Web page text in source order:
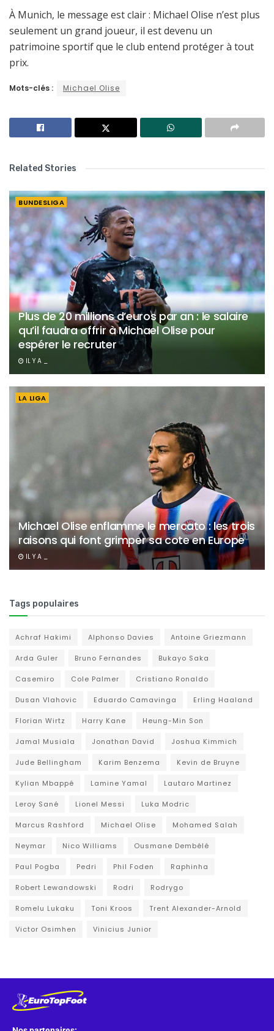
À Munich, le message est clair : Michael Olise n’est plus
seulement un grand joueur, il est devenu un
patrimoine sportif que le club entend protéger à tout
prix.
Mots-clés : Michael Olise
Related Stories
BUNDESLIGA
Plus de 20 millions d’euros par an : le salaire
qu’il faudra offrir à Michael Olise pour
espérer le recruter
IL Y A _
LA LIGA
Michael Olise enflamme le mercato : les trois
raisons qui font grimper sa cote en Europe
IL Y A _
Tags populaires
Achraf Hakimi Alphonso Davies Antoine Griezmann
Arda Guler Bruno Fernandes Bukayo Saka
Casemiro Cole Palmer Cristiano Ronaldo
Dusan Vlahovic Eduardo Camavinga Erling Haaland
Florian Wirtz Harry Kane Heung-Min Son
Jamal Musiala Jonathan David Joshua Kimmich
Jude Bellingham Karim Benzema Kevin de Bruyne
Kylian Mbappé Lamine Yamal Lautaro Martinez
Leroy Sané Lionel Messi Luka Modric
Marcus Rashford Michael Olise Mohamed Salah
Neymar Nico Williams Ousmane Dembélé
Paul Pogba Pedri Phil Foden Raphinha
Robert Lewandowski Rodri Rodrygo
Romelu Lukaku Toni Kroos Trent Alexander-Arnold
Victor Osimhen Vinicius Junior